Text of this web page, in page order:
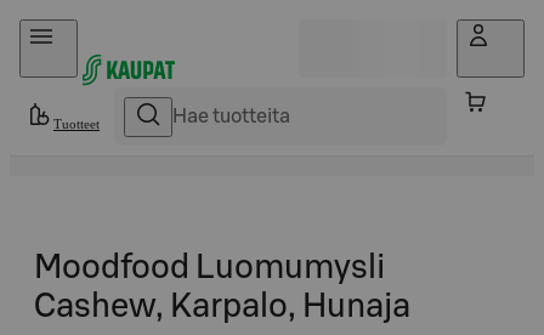
Hyppää sisältöön
Tuotteet
Moodfood Luomumysli
Cashew, Karpalo, Hunaja